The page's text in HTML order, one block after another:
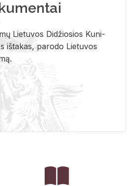
Lie­tu­vos Di­džio­sios Ku­ni­
iš­ta­kas, pa­ro­do Lie­tu­vos